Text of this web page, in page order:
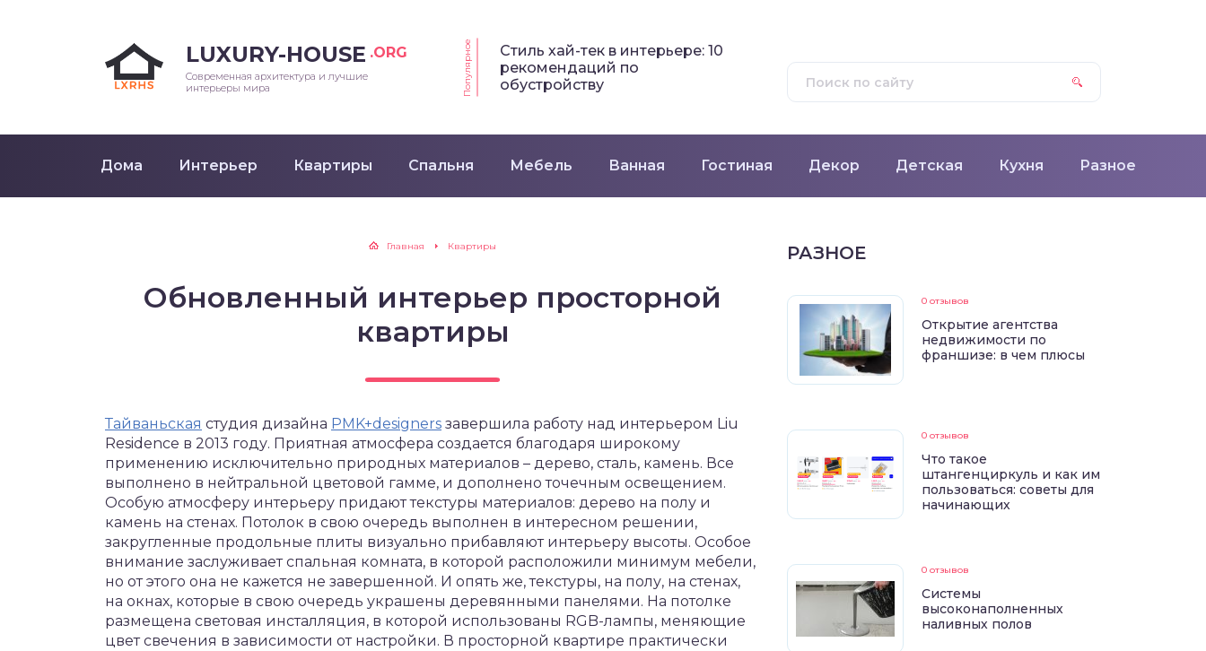
LUXURY-HOUSE .ORG
Современная архитектура и лучшие
интерьеры мира
Популярное
Стиль хай-тек в интерьере: 10
рекомендаций по
обустройству
Дома Интерьер Квартиры Спальня Мебель Ванная Гостиная Декор Детская Кухня Разное
Главная Квартиры
Обновленный интерьер просторной
квартиры
Тайваньская студия дизайна PMK+designers завершила работу над интерьером Liu
Residence в 2013 году. Приятная атмосфера создается благодаря широкому
применению исключительно природных материалов – дерево, сталь, камень. Все
выполнено в нейтральной цветовой гамме, и дополнено точечным освещением.
Особую атмосферу интерьеру придают текстуры материалов: дерево на полу и
камень на стенах. Потолок в свою очередь выполнен в интересном решении,
закругленные продольные плиты визуально прибавляют интерьеру высоты. Особое
внимание заслуживает спальная комната, в которой расположили минимум мебели,
но от этого она не кажется не завершенной. И опять же, текстуры, на полу, на стенах,
на окнах, которые в свою очередь украшены деревянными панелями. На потолке
размещена световая инсталляция, в которой использованы RGB-лампы, меняющие
цвет свечения в зависимости от настройки. В просторной квартире практически
РАЗНОЕ
0 отзывов
Открытие агентства
недвижимости по
франшизе: в чем плюсы
0 отзывов
Что такое
штангенциркуль и как им
пользоваться: советы для
начинающих
0 отзывов
Системы
высоконаполненных
наливных полов